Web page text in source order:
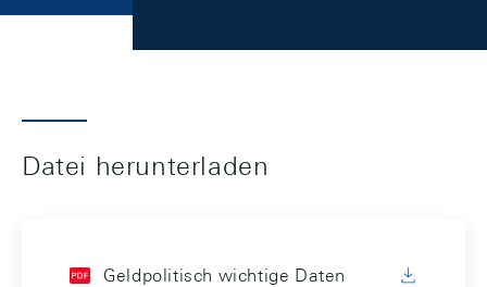
Datei herunterladen
Geldpolitisch wichtige Daten